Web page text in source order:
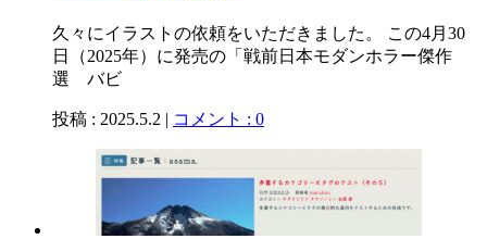
久々にイラストの依頼をいただきました。 この4月30
日（2025年）に発売の「戦前日本モダンホラー傑作
選 バビ
投稿 : 2025.5.2 | コメント : 0